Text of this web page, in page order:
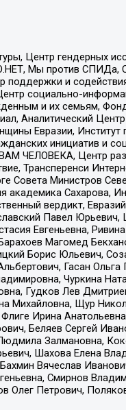
Центр гендерных
Мы против СПИДа,
поддержки и
социально-
и их семьям,
Аналитический
Евразии,
инициатив и
ЧЕЛОВЕКА, Центр
Трансперенси
Совета Министров
академика Сахарова,
вердикт,
Павел
Евгеньевна,
Магомед
Борис Юльевич,
Гасан
Чуркина
Гудков Лев
Михайловна, Щур
Ирина
Беляев Сергей
Залмановна,
Шахова Елена
Вячеслав
Смирнов
Олег Петрович,